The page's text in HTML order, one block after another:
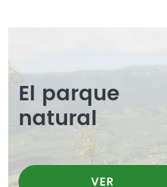
El parque
natural
VER